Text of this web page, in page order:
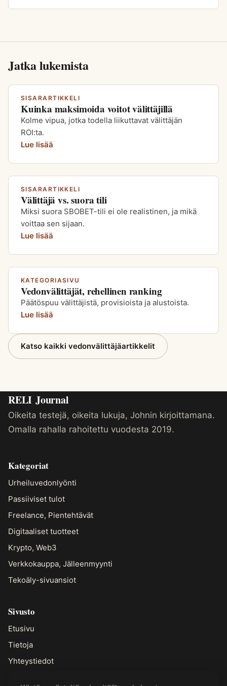
Jatka lukemista
SISARARTIKKELI
Kuinka maksimoida voitot välittäjillä
Kolme vipua, jotka todella liikuttavat välittäjän
ROI:ta.
Lue lisää
SISARARTIKKELI
Välittäjä vs. suora tili
Miksi suora SBOBET-tili ei ole realistinen, ja mikä
voittaa sen sijaan.
Lue lisää
KATEGORIASIVU
Vedonvälittäjät, rehellinen ranking
Päätöspuu välittäjistä, provisioista ja alustoista.
Lue lisää
Katso kaikki vedonvälittäjäartikkelit
RELI Journal
Oikeita testejä, oikeita lukuja, Johnin kirjoittamana.
Omalla rahalla rahoitettu vuodesta 2019.
Kategoriat
Urheiluvedonlyönti
Passiiviset tulot
Freelance, Pientehtävät
Digitaaliset tuotteet
Krypto, Web3
Verkkokauppa, Jälleenmyynti
Tekoäly-sivuansiot
Sivusto
Etusivu
Tietoja
Yhteystiedot